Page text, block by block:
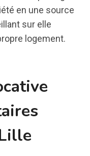
en une source
sur elle
logement.